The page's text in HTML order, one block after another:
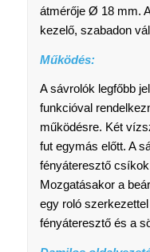
átmérője Ø 18 mm.
kezelő, szabadon
Működés:
A sávrolók legfőbb
funkcióval
működésre. Két
fut egymás előtt. A
fényáteresztő
Mozgatásakor a
egy roló
fényáteresztő és a